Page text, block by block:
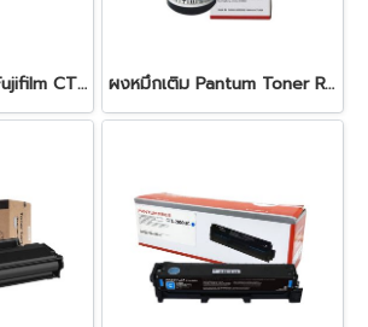
ตลับหมึกโทนเนอร์ Fujifilm CT203550 Black ผงหมึกเติม Pantum Toner Refill Kit for PB-211RB Black